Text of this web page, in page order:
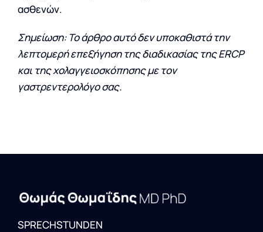
ασθενών.
Σημείωση: Το άρθρο αυτό δεν υποκαθιστά την
λεπτομερή επεξήγηση της διαδικασίας της ERCP
και της χολαγγειοσκόπησης με τον
γαστρεντερολόγο σας.
SPRECHSTUNDEN